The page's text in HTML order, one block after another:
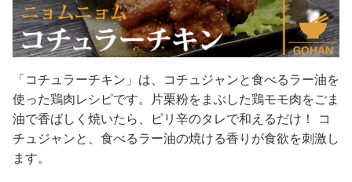
「コチュラーチキン」は、コチュジャンと食べるラー油を
使った鶏肉レシピです。片栗粉をまぶした鶏モモ肉をごま
油で香ばしく焼いたら、ピリ辛のタレで和えるだけ！ コ
チュジャンと、食べるラー油の焼ける香りが食欲を刺激し
ます。